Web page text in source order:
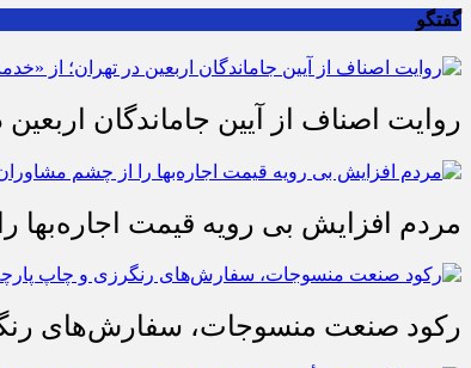
گفتگو
روایت اصناف از آیین جاماندگان
مردم افزایش بی رویه قیمت اجاره‌بها
رکود صنعت منسوجات، سفارش‌های